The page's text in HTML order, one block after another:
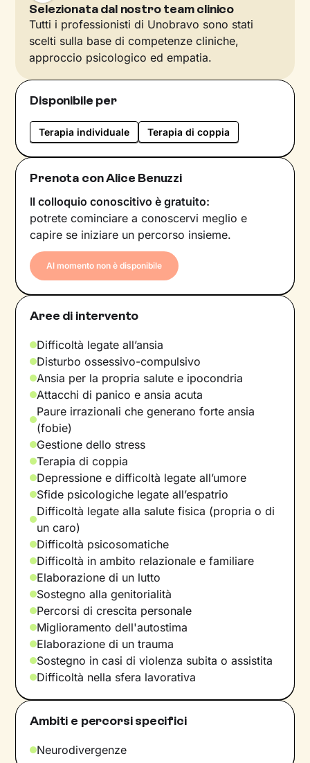
Selezionata dal nostro team clinico
Tutti i professionisti di Unobravo sono stati
scelti sulla base di competenze cliniche,
approccio psicologico ed empatia.
Disponibile per
Terapia individuale Terapia di coppia
Prenota con Alice Benuzzi
Il colloquio conoscitivo è gratuito:
potrete cominciare a conoscervi meglio e
capire se iniziare un percorso insieme.
Al momento non è disponibile
Aree di intervento
Difficoltà legate all’ansia
Disturbo ossessivo-compulsivo
Ansia per la propria salute e ipocondria
Attacchi di panico e ansia acuta
Paure irrazionali che generano forte ansia
(fobie)
Gestione dello stress
Terapia di coppia
Depressione e difficoltà legate all’umore
Sfide psicologiche legate all’espatrio
Difficoltà legate alla salute fisica (propria o di
un caro)
Difficoltà psicosomatiche
Difficoltà in ambito relazionale e familiare
Elaborazione di un lutto
Sostegno alla genitorialità
Percorsi di crescita personale
Miglioramento dell'autostima
Elaborazione di un trauma
Sostegno in casi di violenza subita o assistita
Difficoltà nella sfera lavorativa
Ambiti e percorsi specifici
Neurodivergenze